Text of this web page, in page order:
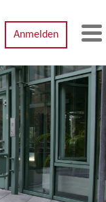
Anmelden